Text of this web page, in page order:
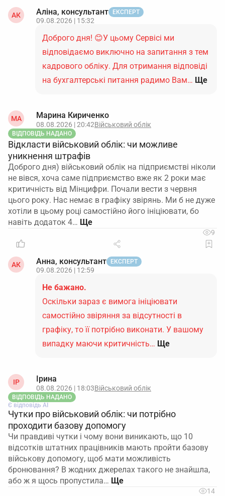
АК Аліна, консультант ЕКСПЕРТ
09.08.2026 | 15:32
Доброго дня! 😊У цьому Сервісі ми
відповідаємо виключно на запитання з тем
кадрового обліку. Для отримання відповіді
на бухгалтерські питання радимо Вам… Ще
МА Марина Кириченко
08.08.2026 | 20:42Військовий облік
ВІДПОВІДЬ НАДАНО
Відкласти військовий облік: чи можливе
уникнення штрафів
Доброго дня) військовий облік на підприємстві ніколи
не вівся, хоча саме підприємство вже як 2 роки має
критичність від Мінцифри. Почали вести з червня
цього року. Нас немає в графіку звірянь. Ми б не дуже
хотіли в цьому році самостійно його ініціювати, бо
навіть додаток 4…
9
АК Анна, консультант ЕКСПЕРТ
09.08.2026 | 12:59
Не бажано.
Оскільки зараз є вимога ініціювати
самостійно звіряння за відсутності в
графіку, то її потрібно виконати. У вашому
випадку маючи критичність… Ще
ІР Ірина
08.08.2026 | 18:03Військовий облік
ВІДПОВІДЬ НАДАНО
Є відповідь АІ
Чутки про військовий облік: чи потрібно
проходити базову допомогу
Чи правдиві чутки і чому вони виникають, що 10
відсотків штатних працівників мають пройти базову
військову допомогу, щоб мати можливість
бронювання? В жодних джерелах такого не знайшла,
або ж я щось пропустила…
14